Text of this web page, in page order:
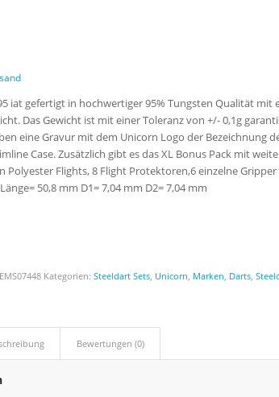
iat gefertigt in hochwertiger 95% Tungsten Qualität
Das Gewicht ist mit einer Toleranz von +/- 0,1g
eine Gravur mit dem Unicorn Logo der Bezeichnung
Case. Zusätzlich gibt es das XL Bonus Pack mit
Polyester Flights, 8 Flight Protektoren,6 einzelne
50,8 mm D1= 7,04 mm D2= 7,04 mm
Kategorien:Steeldart Sets, Unicorn, Marken, Darts,
Bewertungen (0)